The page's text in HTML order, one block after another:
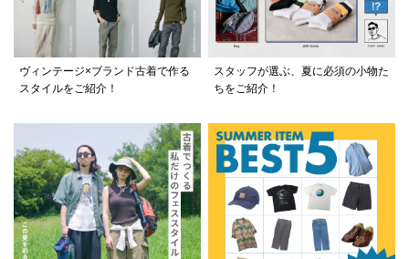
ヴィンテージ×ブランド古着で作る
スタイルをご紹介！
スタッフが選ぶ、夏に必須の小物た
ちをご紹介！